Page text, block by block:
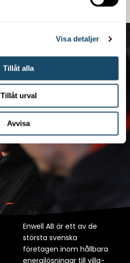
Visa detaljer
Tillåt alla
Tillåt urval
Avvisa
Enwell AB är ett av de
största svenska
företagen inom hållbara
energilösningar till villa-